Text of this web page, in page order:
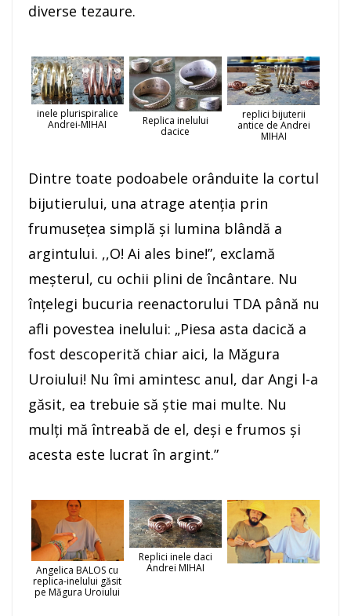
diverse tezaure.
inele plurispiralice
Andrei-MIHAI
Replica inelului
dacice
replici bijuterii
antice de Andrei
MIHAI
Dintre toate podoabele orânduite la cortul
bijutierului, una atrage atenţia prin
frumuseţea simplă şi lumina blândă a
argintului. ,,O! Ai ales bine!”, exclamă
meşterul, cu ochii plini de încântare. Nu
înţelegi bucuria reenactorului TDA până nu
afli povestea inelului: „Piesa asta dacică a
fost descoperită chiar aici, la Măgura
Uroiului! Nu îmi amintesc anul, dar Angi l-a
găsit, ea trebuie să ştie mai multe. Nu
mulţi mă întreabă de el, deşi e frumos şi
acesta este lucrat în argint.”
Angelica BALOS cu
replica-inelului găsit
pe Măgura Uroiului
Replici inele daci
Andrei MIHAI